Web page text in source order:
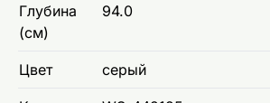
Глубина
(см)
94.0
Цвет серый